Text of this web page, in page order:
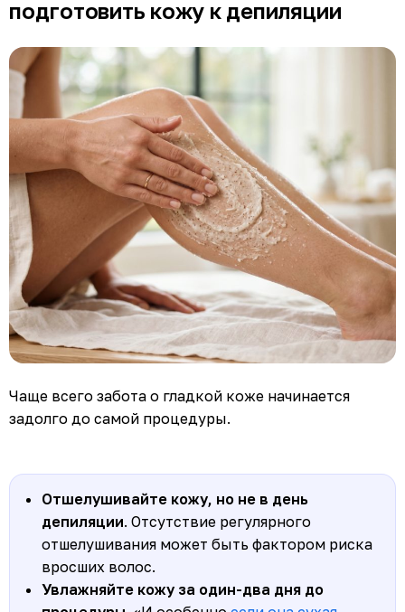
подготовить кожу к депиляции
Чаще всего забота о гладкой коже начинается
задолго до самой процедуры.
Отшелушивайте кожу, но не в день
депиляции. Отсутствие регулярного
отшелушивания может быть фактором риска
вросших волос.
Увлажняйте кожу за один-два дня до